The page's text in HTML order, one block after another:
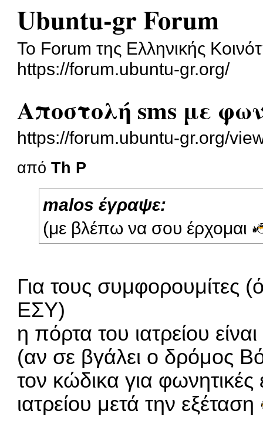
Ubuntu-gr Forum
To Forum της Ελληνικής
https://forum.ubuntu-gr.org/
Αποστολή sms με
https://forum.ubuntu-gr.org/
απόTh P
malos έγραψε:
(με βλέπω να σου έρχομαι
Για τους συμφορουμίτες
ΕΣΥ)
η πόρτα του ιατρείου
(αν σε βγάλει ο δρόμος
τον κώδικα για
ιατρείου μετά την εξέταση